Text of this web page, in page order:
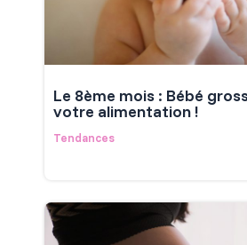
Le 8ème mois : Bébé
votre alimentation !
Tendances